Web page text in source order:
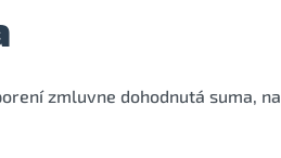
zmluvne dohodnutá suma,